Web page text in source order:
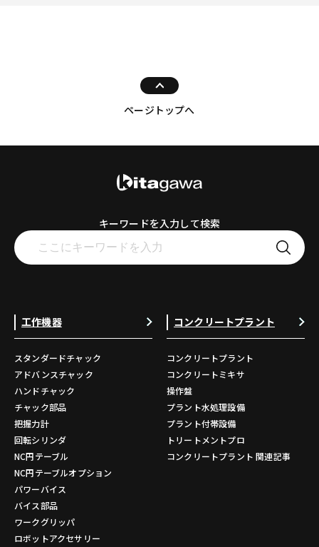
ページトップへ
キーワードを入力して検索
工作機器
スタンダードチャック
アドバンスチャック
ハンドチャック
チャック部品
把握力計
回転シリンダ
NC円テーブル
NC円テーブルオプション
パワーバイス
バイス部品
ワークグリッパ
ロボットアクセサリー
コンクリートプラント
コンクリートプラント
コンクリートミキサ
操作盤
プラント水処理設備
プラント付帯設備
トリートメントプロ
コンクリートプラント 関連記事